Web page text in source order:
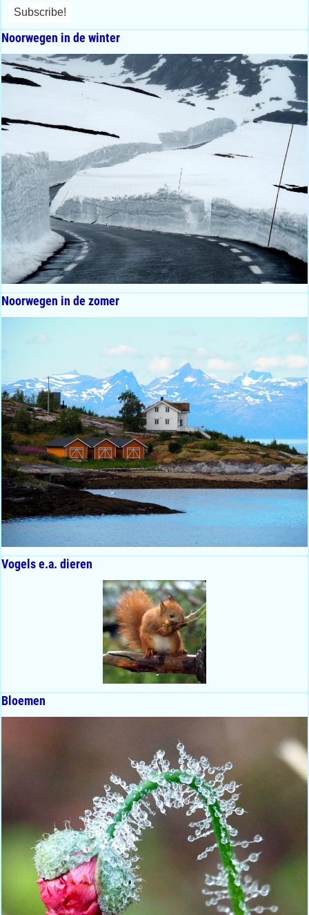
Noorwegen in de winter
Noorwegen in de zomer
Vogels e.a. dieren
Bloemen